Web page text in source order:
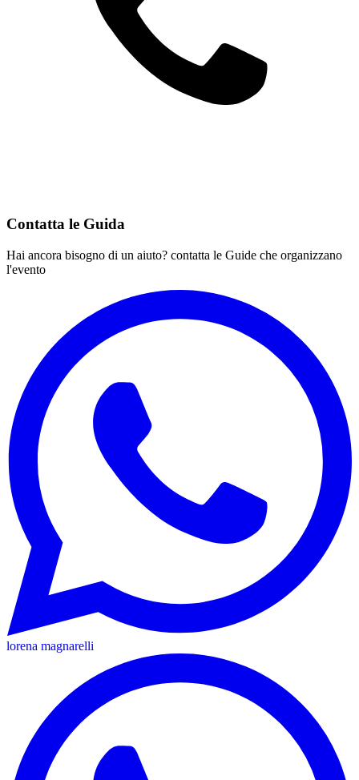
Contatta le Guida
Hai ancora bisogno di un aiuto? contatta le Guide che organizzano
l'evento
lorena magnarelli